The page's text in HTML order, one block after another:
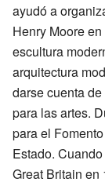
ayudó a
Henry Moore
escultura
arquitectura
darse cuenta
para las artes.
para el
Estado.
Great Britain en